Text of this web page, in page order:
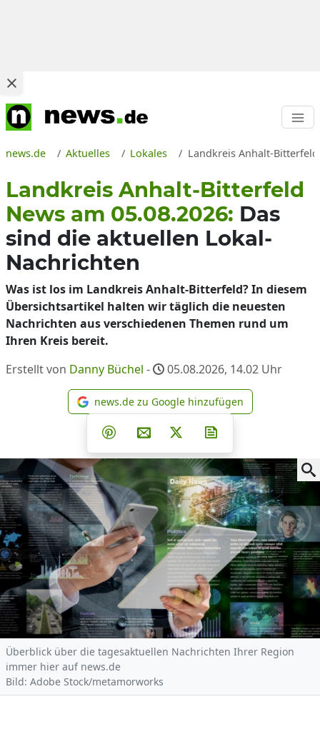
news.de Aktuelles Lokales Landkreis Anhalt-
Landkreis Anhalt-Bitterfeld
News am 05.08.2026: Das
sind die aktuellen Lokal-
Nachrichten
Was ist los im Landkreis Anhalt-Bitterfeld? In diesem
Übersichtsartikel halten wir täglich die neuesten
Nachrichten aus verschiedenen Themen rund um
Ihren Kreis bereit.
Erstellt von Danny Büchel - 05.08.2026, 14.02 Uhr
news.de zu Google
news.de zu Google hinzufügen
Teilen auf Facebook
Teilen auf Whatsapp
Teilen auf Telegram
Teilen auf Pinterest
Per E-Mail teilen
Post auf X
Überblick über die tagesaktuellen Nachrichten Ihrer Region
immer hier auf news.de
Bild: Adobe Stock/metamorworks